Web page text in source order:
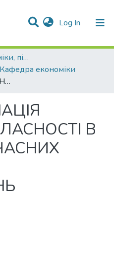
Log In (current)
Факультет економіки, підприємництва та інформаційних технологій
Кафедра економіки
ТРАНСФОРМАЦІЯ ВІДНОСИН ВЛАСНОСТІ В СИСТЕМІ СУЧАСНИХ АГРАРНИХ ПЕРЕТВОРЕНЬ
В